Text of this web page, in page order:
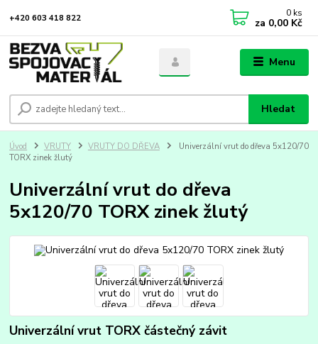
Menu
Hledat
+420 603 418 822 0 ks
za 0,00 Kč
Úvod VRUTY VRUTY DO DŘEVA
Univerzální vrut do dřeva 5x120/70
TORX zinek žlutý
Univerzální vrut do dřeva
5x120/70 TORX zinek žlutý
Univerzální vrut TORX částečný závit